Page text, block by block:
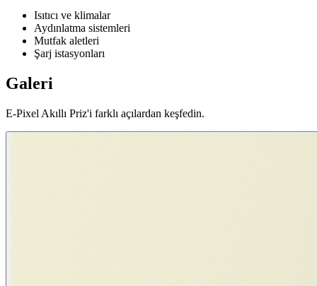
Isıtıcı ve klimalar
Aydınlatma sistemleri
Mutfak aletleri
Şarj istasyonları
Galeri
E-Pixel Akıllı Priz'i farklı açılardan keşfedin.